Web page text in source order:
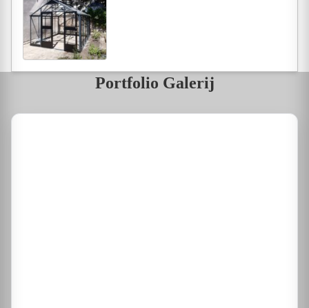
Portfolio Galerij